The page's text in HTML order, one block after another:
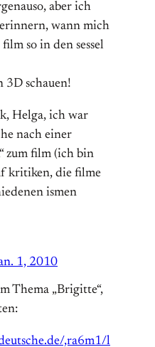
aber ich
wann mich
so in den sessel
3D schauen!
Helga, ich war
nach einer
zum film (ich bin
kritiken, die filme
ismen
1, 2010
Thema „Brigitte“,
,ra6m1/l